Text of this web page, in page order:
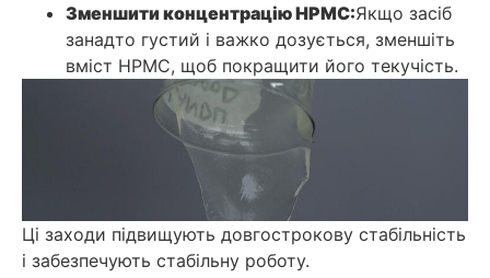
Зменшити концентрацію HPMC:Якщо засіб
занадто густий і важко дозується, зменшіть
вміст HPMC, щоб покращити його текучість.
Ці заходи підвищують довгострокову стабільність
і забезпечують стабільну роботу.